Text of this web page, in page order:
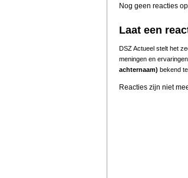
Nog geen reacties
Laat een
DSZ Actueel stelt het
meningen en
achternaam) bekend
Reacties zijn niet